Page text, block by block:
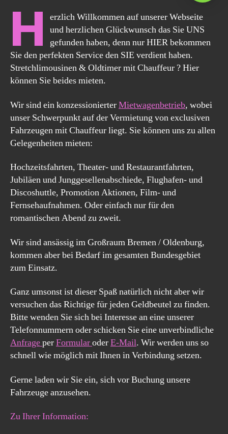
H
erzlich Willkommen auf unserer Webseite
und herzlichen Glückwunsch das Sie UNS
gefunden haben, denn nur HIER bekommen
Sie den perfekten Service den SIE verdient haben.
Stretchlimousinen & Oldtimer mit Chauffeur ? Hier
können Sie beides mieten.
Wir sind ein konzessionierterMietwagenbetrieb, wobei
unser Schwerpunkt auf der Vermietung von exclusiven
Fahrzeugen mit Chauffeur liegt. Sie können uns zu allen
Gelegenheiten mieten:
Hochzeitsfahrten, Theater- und Restaurantfahrten,
Jubiläen und Junggesellenabschiede, Flughafen- und
Discoshuttle, Promotion Aktionen, Film- und
Fernsehaufnahmen. Oder einfach nur für den
romantischen Abend zu zweit.
Wir sind ansässig im Großraum Bremen / Oldenburg,
kommen aber bei Bedarf im gesamten Bundesgebiet
zum Einsatz.
Ganz umsonst ist dieser Spaß natürlich nicht aber wir
versuchen das Richtige für jeden Geldbeutel zu finden.
Bitte wenden Sie sich bei Interesse an eine unserer
Telefonnummern oder schicken Sie eine unverbindliche
AnfrageperFormularoderE-Mail. Wir werden uns so
schnell wie möglich mit Ihnen in Verbindung setzen.
Gerne laden wir Sie ein, sich vor Buchung unsere
Fahrzeuge anzusehen.
Zu Ihrer Information: